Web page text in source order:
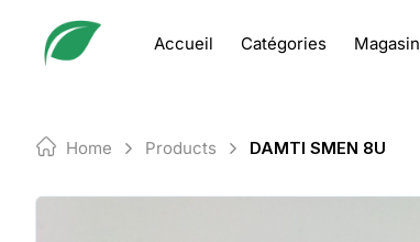
content
Accueil Catégories Magasin
Home Products DAMTI SMEN 8U